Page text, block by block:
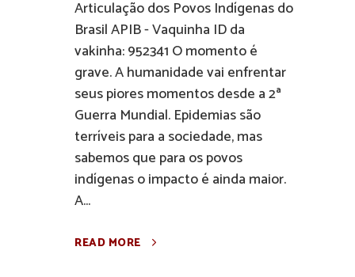
Articulação dos Povos Indígenas do
Brasil APIB - Vaquinha ID da
vakinha: 952341 O momento é
grave. A humanidade vai enfrentar
seus piores momentos desde a 2ª
Guerra Mundial. Epidemias são
terríveis para a sociedade, mas
sabemos que para os povos
indígenas o impacto é ainda maior.
A...
READ MORE